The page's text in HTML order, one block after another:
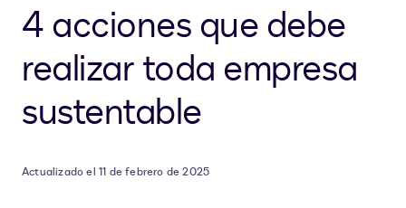
4 acciones que debe
realizar toda empresa
sustentable
Actualizado el 11 de febrero de 2025